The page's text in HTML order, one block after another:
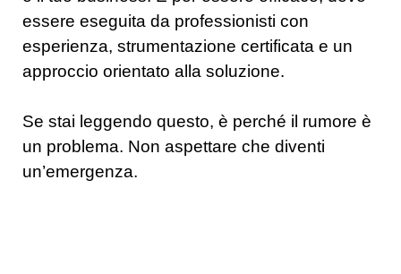
essere eseguita da professionisti con
esperienza, strumentazione certificata e un
approccio orientato alla soluzione.
Se stai leggendo questo, è perché il rumore è
un problema. Non aspettare che diventi
un’emergenza.